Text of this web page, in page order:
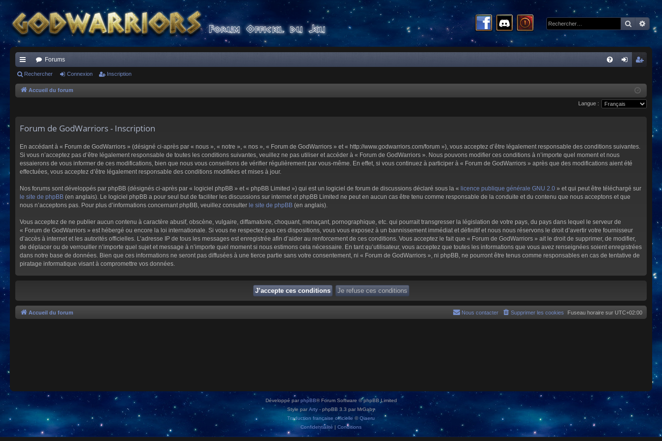
ac
co
s
Forums
xi
cri
pti
Rechercher Connexion Inscription
Accueil du forum
Langue :
Forum de GodWarriors - Inscription
En accédant à « Forum de GodWarriors » (désigné ci-après par « nous », « notre », « nos », « Forum de GodWarriors » et « http://www.godwarriors.com/forum »), vous acceptez d’être légalement responsable des conditions suivantes.
Si vous n’acceptez pas d’être légalement responsable de toutes les conditions suivantes, veuillez ne pas utiliser et accéder à « Forum de GodWarriors ». Nous pouvons modifier ces conditions à n’importe quel moment et nous
essaierons de vous informer de ces modifications, bien que nous vous conseillons de vérifier régulièrement par vous-même. En effet, si vous continuez à participer à « Forum de GodWarriors » après que des modifications aient été
effectuées, vous acceptez d’être légalement responsable des conditions modifiées et mises à jour.
Nos forums sont développés par phpBB (désignés ci-après par « logiciel phpBB » et « phpBB Limited ») qui est un logiciel de forum de discussions déclaré sous la « licence publique générale GNU 2.0 » et qui peut être téléchargé sur
le site de phpBB (en anglais). Le logiciel phpBB a pour seul but de faciliter les discussions sur internet et phpBB Limited ne peut en aucun cas être tenu comme responsable de la conduite et du contenu que nous acceptons et que
nous n’acceptons pas. Pour plus d’informations concernant phpBB, veuillez consulter le site de phpBB (en anglais).
Vous acceptez de ne publier aucun contenu à caractère abusif, obscène, vulgaire, diffamatoire, choquant, menaçant, pornographique, etc. qui pourrait transgresser la législation de votre pays, du pays dans lequel le serveur de
« Forum de GodWarriors » est hébergé ou encore la loi internationale. Si vous ne respectez pas ces dispositions, vous vous exposez à un bannissement immédiat et définitif et nous nous réservons le droit d’avertir votre fournisseur
d’accès à internet et les autorités officielles. L’adresse IP de tous les messages est enregistrée afin d’aider au renforcement de ces conditions. Vous acceptez le fait que « Forum de GodWarriors » ait le droit de supprimer, de modifier,
de déplacer ou de verrouiller n’importe quel sujet et message à n’importe quel moment si nous estimons cela nécessaire. En tant qu’utilisateur, vous acceptez que toutes les informations que vous avez renseignées soient enregistrées
dans notre base de données. Bien que ces informations ne seront pas diffusées à une tierce partie sans votre consentement, ni « Forum de GodWarriors », ni phpBB, ne pourront être tenus comme responsables en cas de tentative de
piratage informatique visant à compromettre vos données.
Accueil du forum Fuseau horaire sur UTC+02:00
Supprimer les cookies
Nous contacter
Développé parphpBB® Forum Software © phpBB Limited
Style par Arty - phpBB 3.3 par MrGaby
Traduction française officielle ©Qiaeru
Confidentialité | Conditions